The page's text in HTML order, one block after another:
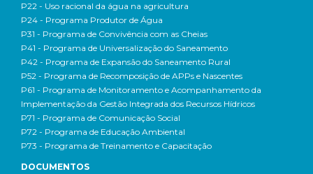
P22 - Uso racional da água na agricultura
P24 - Programa Produtor de Água
P31 - Programa de Convivência com as Cheias
P41 - Programa de Universalização do Saneamento
P42 - Programa de Expansão do Saneamento Rural
P52 - Programa de Recomposição de APPs e Nascentes
P61 - Programa de Monitoramento e Acompanhamento da
Implementação da Gestão Integrada dos Recursos Hídricos
P71 - Programa de Comunicação Social
P72 - Programa de Educação Ambiental
P73 - Programa de Treinamento e Capacitação
DOCUMENTOS